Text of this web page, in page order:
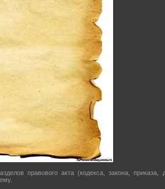
правового акта (кодекса, закона, приказа,